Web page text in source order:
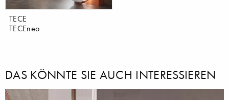
TECE
TECEneo
DAS KÖNNTE SIE AUCH INTERESSIEREN